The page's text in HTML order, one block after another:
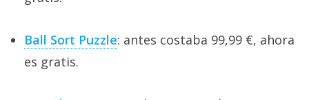
Ball Sort Puzzle: antes costaba 99,99 €, ahora
es gratis.